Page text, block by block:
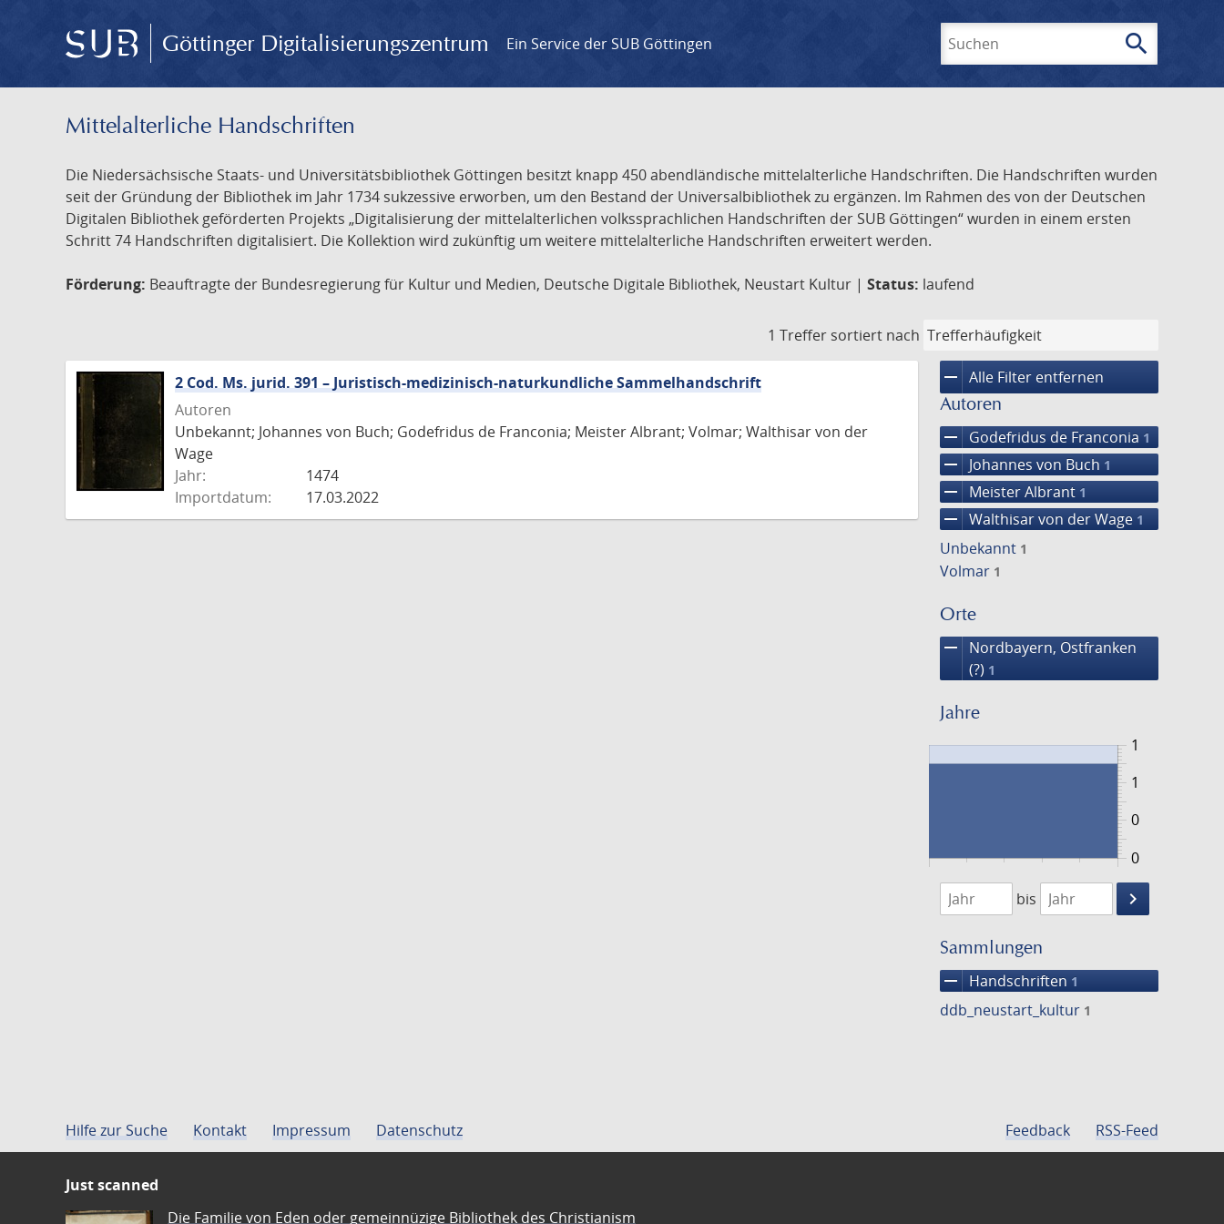
Göttinger Digitalisierungszentrum Ein Service der SUB Göttingen search
Mittelalterliche Handschriften
Die Niedersächsische Staats- und Universitätsbibliothek Göttingen besitzt knapp 450 abendländische mittelalterliche Handschriften. Die Handschriften wurden
seit der Gründung der Bibliothek im Jahr 1734 sukzessive erworben, um den Bestand der Universalbibliothek zu ergänzen. Im Rahmen des von der Deutschen
Digitalen Bibliothek geförderten Projekts „Digitalisierung der mittelalterlichen volkssprachlichen Handschriften der SUB Göttingen“ wurden in einem ersten
Schritt 74 Handschriften digitalisiert. Die Kollektion wird zukünftig um weitere mittelalterliche Handschriften erweitert werden.
Förderung: Beauftragte der Bundesregierung für Kultur und Medien, Deutsche Digitale Bibliothek, Neustart Kultur | Status: laufend
1 Treffer sortiert nach
remove Alle Filter entfernen
Autoren
remove Godefridus de Franconia 1
remove Johannes von Buch 1
remove Meister Albrant 1
remove Walthisar von der Wage 1
Unbekannt 1
Volmar 1
Orte
remove
Nordbayern, Ostfranken
(?) 1
Jahre
0
1
0
1
1474
1475
bis
keyboard_arrow_right
Suche
Sammlungen
remove Handschriften 1
ddb_neustart_kultur 1
2 Cod. Ms. jurid. 391 – Juristisch-medizinisch-naturkundliche Sammelhandschrift
Autoren
Unbekannt; Johannes von Buch; Godefridus de Franconia; Meister Albrant; Volmar; Walthisar von der
Wage
Jahr:
1474
Importdatum:
17.03.2022
Hilfe zur Suche Kontakt Impressum Datenschutz Feedback RSS-Feed
Just scanned
Die Familie von Eden oder gemeinnüzige Bibliothek des Christianism